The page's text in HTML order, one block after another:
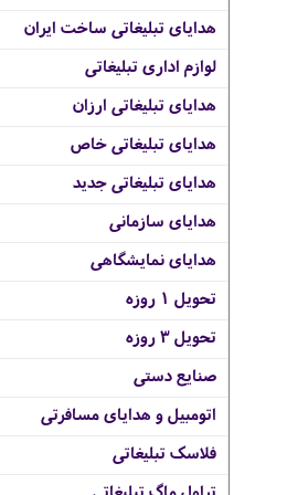
هدایای تبلیغاتی ساخت ایران
لوازم اداری تبلیغاتی
هدایای تبلیغاتی ارزان
هدایای تبلیغاتی خاص
هدایای تبلیغاتی جدید
هدایای سازمانی
هدایای نمایشگاهی
تحویل 1 روزه
تحویل 3 روزه
صنایع دستی
اتومبیل و هدایای مسافرتی
فلاسک تبلیغاتی